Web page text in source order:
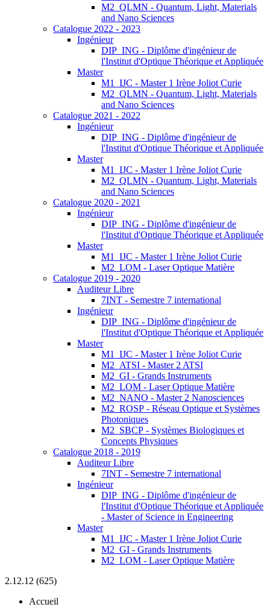
M2_QLMN - Quantum, Light, Materials
and Nano Sciences
Catalogue 2022 - 2023
Ingénieur
DIP_ING - Diplôme d'ingénieur de
l'Institut d'Optique Théorique et Appliquée
Master
M1_IJC - Master 1 Irène Joliot Curie
M2_QLMN - Quantum, Light, Materials
and Nano Sciences
Catalogue 2021 - 2022
Ingénieur
DIP_ING - Diplôme d'ingénieur de
l'Institut d'Optique Théorique et Appliquée
Master
M1_IJC - Master 1 Irène Joliot Curie
M2_QLMN - Quantum, Light, Materials
and Nano Sciences
Catalogue 2020 - 2021
Ingénieur
DIP_ING - Diplôme d'ingénieur de
l'Institut d'Optique Théorique et Appliquée
Master
M1_IJC - Master 1 Irène Joliot Curie
M2_LOM - Laser Optique Matière
Catalogue 2019 - 2020
Auditeur Libre
7INT - Semestre 7 international
Ingénieur
DIP_ING - Diplôme d'ingénieur de
l'Institut d'Optique Théorique et Appliquée
Master
M1_IJC - Master 1 Irène Joliot Curie
M2_ATSI - Master 2 ATSI
M2_GI - Grands Instruments
M2_LOM - Laser Optique Matière
M2_NANO - Master 2 Nanosciences
M2_ROSP - Réseau Optique et Systèmes
Photoniques
M2_SBCP - Systèmes Biologiques et
Concepts Physiques
Catalogue 2018 - 2019
Auditeur Libre
7INT - Semestre 7 international
Ingénieur
DIP_ING - Diplôme d'ingénieur de
l'Institut d'Optique Théorique et Appliquée
- Master of Science in Engineering
Master
M1_IJC - Master 1 Irène Joliot Curie
M2_GI - Grands Instruments
M2_LOM - Laser Optique Matière
2.12.12 (625)
Accueil